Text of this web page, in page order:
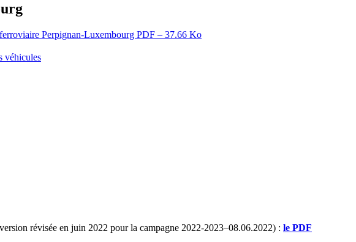
Perpignan-Luxembourg PDF – 37.66 Ko
véhicules
révisée en juin 2022 pour la campagne 2022-2023–08.06.2022) : le PDF